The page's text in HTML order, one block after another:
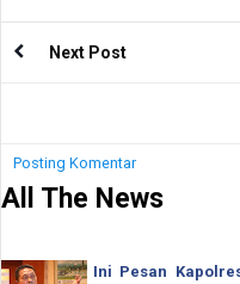
Next Post
Posting Komentar
All The News
Ini Pesan